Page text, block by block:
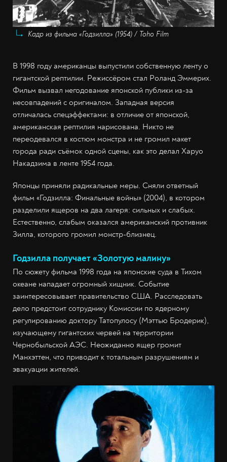
Кадр из фильма «Годзилла» (1954) / Toho Film
В 1998 году американцы выпустили собственную ленту о
гигантской рептилии. Режиссёром стал Роланд Эммерих.
Фильм вызвал негодование японской публики из-за
несовпадений с оригиналом. Западная версия
отличалась спецэффектами: в отличие от японской,
американская рептилия нарисована. Никто не
переодевался в костюм монстра и не громил макет
города ради съёмок одной сцены, как это делал Харуо
Накадзима в ленте 1954 года.
Японцы приняли радикальные меры. Сняли ответный
фильм «Годзилла: Финальные войны» (2004), в котором
разделили ящеров на два лагеря: сильных и слабых.
Естественно, слабым оказался американский противник
Зилла, которого громил монстр-близнец.
Годзилла получает «Золотую малину»
По сюжету фильма 1998 года на японские суда в Тихом
океане нападает огромный хищник. Событие
заинтересовывает правительство США. Расследовать
дело предстоит сотруднику Комиссии по ядерному
регулированию доктору Татопулосу (Мэттью Бродерик),
изучающему гигантских червей на территории
Чернобыльской АЭС. Неожиданно ящер громит
Манхэттен, что приводит к тотальным разрушениям и
эвакуации жителей.